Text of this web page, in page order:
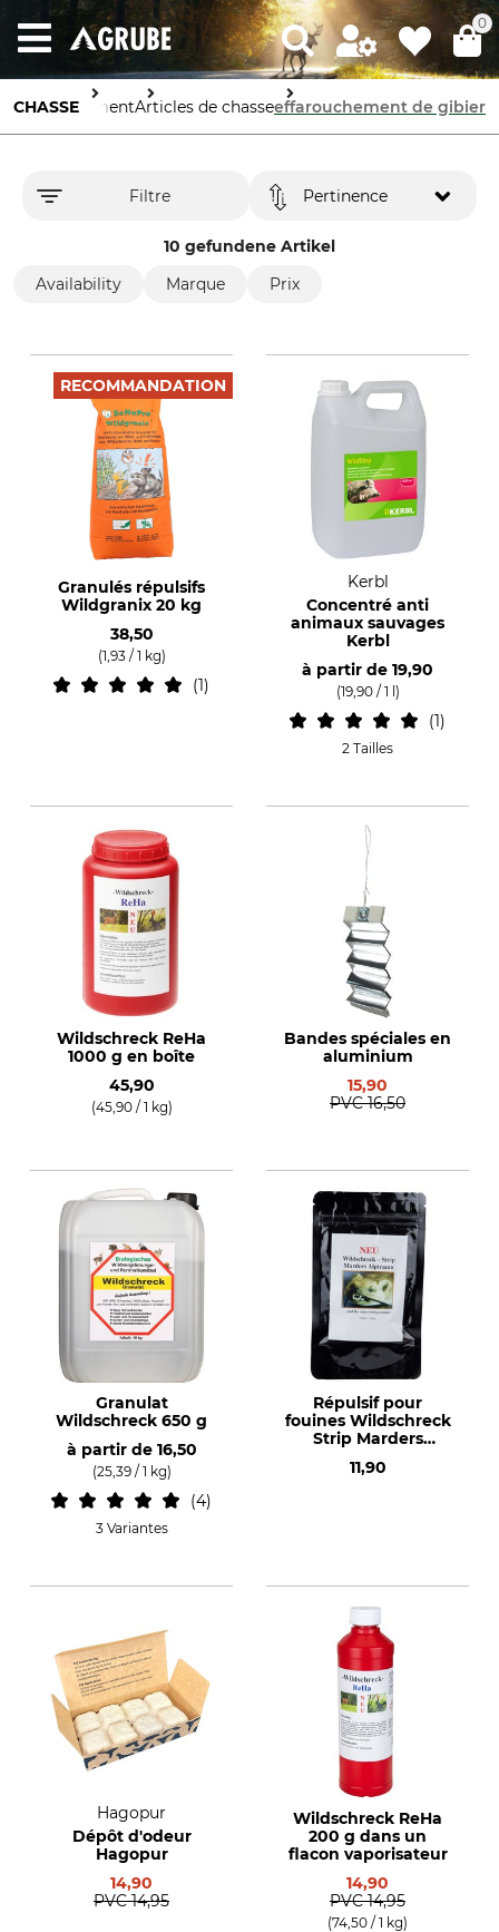
0
CHASSE
ÉquipementArticles de chasseeffarouchement de gibier
Filtre
10 gefundene Artikel
Pertinence
Availability Marque Prix
RECOMMANDATION
Granulés répulsifs
Wildgranix 20 kg
38,50
(1,93 / 1 kg)
1
Kerbl
Concentré anti
animaux sauvages
Kerbl
à partir de 19,90
(19,90 / 1 l)
1
2 Tailles
Wildschreck ReHa
1000 g en boîte
45,90
(45,90 / 1 kg)
Bandes spéciales en
aluminium
15,90
PVC 16,50
Granulat
Wildschreck 650 g
à partir de 16,50
(25,39 / 1 kg)
4
3 Variantes
Répulsif pour
fouines Wildschreck
Strip Marders
11,90
Hagopur
Dépôt d'odeur
Hagopur
14,90
PVC 14,95
Wildschreck ReHa
200 g dans un
flacon vaporisateur
14,90
PVC 14,95
(74,50 / 1 kg)